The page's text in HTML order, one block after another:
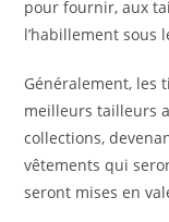
pour fournir, aux
l’habillement sous
Généralement, les
meilleurs tailleurs
collections,
vêtements qui
seront mises en